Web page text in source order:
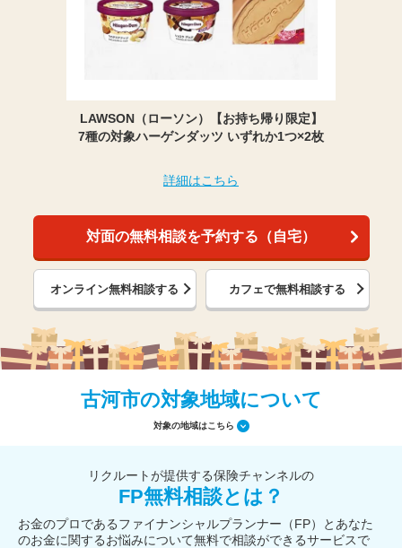
LAWSON（ローソン）【お持ち帰り限定】
7種の対象ハーゲンダッツ いずれか1つ×2枚
詳細はこちら
対面の無料相談を予約する（自宅）
オンライン無料相談する カフェで無料相談する
古河市の対象地域について
対象の地域はこちら
リクルートが提供する保険チャンネルの
FP無料相談とは？
お金のプロであるファイナンシャルプランナー（FP）とあなた
のお金に関するお悩みについて無料で相談ができるサービスで